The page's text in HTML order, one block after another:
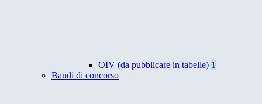
OIV (da pubblicare in tabelle) 1
Bandi di concorso